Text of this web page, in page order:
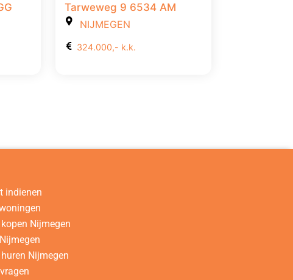
Tarweweg 9 6534 AM
NIJMEGEN
324.000,- k.k.
indienen
Nijmegen
Nijmegen